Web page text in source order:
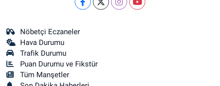
Nöbetçi Eczaneler
Hava Durumu
Trafik Durumu
Puan Durumu ve Fikstür
Tüm Manşetler